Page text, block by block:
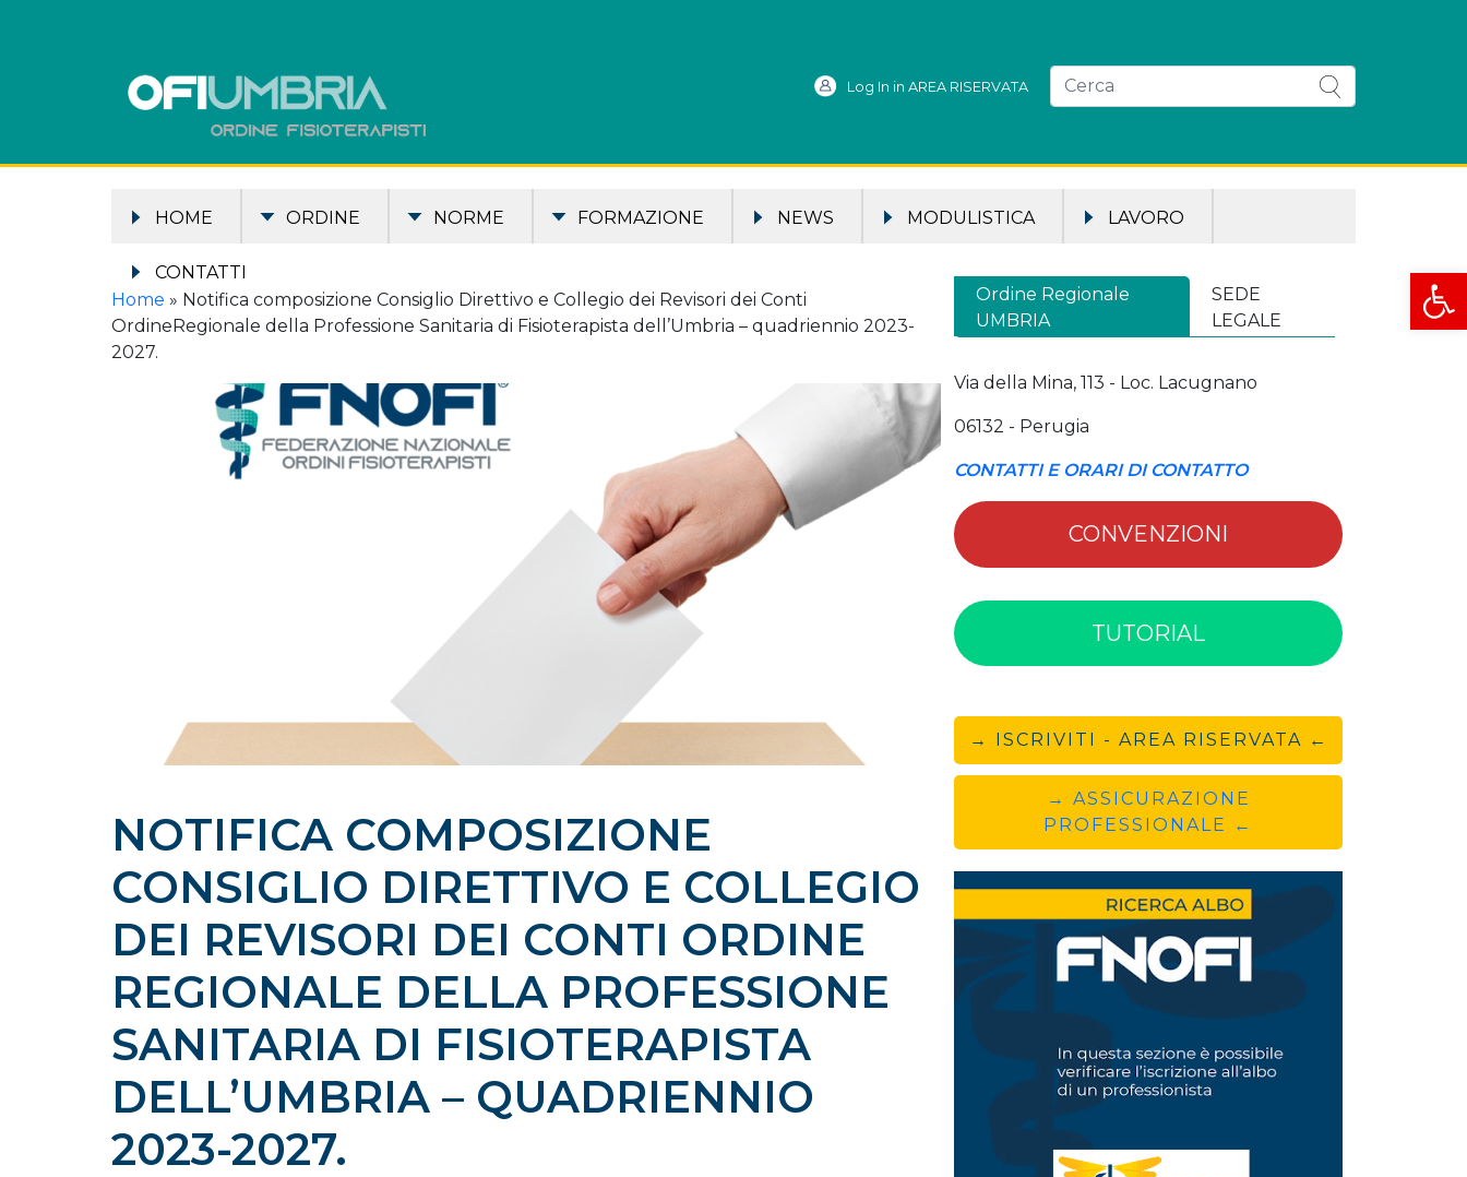
Apri
Log In in AREA RISERVATA
HOME ORDINE NORME FORMAZIONE NEWS MODULISTICA LAVORO
CONTATTI
Home » Notifica composizione Consiglio Direttivo e Collegio dei Revisori dei Conti
OrdineRegionale della Professione Sanitaria di Fisioterapista dell’Umbria – quadriennio 2023-
2027.
NOTIFICA COMPOSIZIONE
CONSIGLIO DIRETTIVO E COLLEGIO
DEI REVISORI DEI CONTI ORDINE
REGIONALE DELLA PROFESSIONE
SANITARIA DI FISIOTERAPISTA
DELL’UMBRIA – QUADRIENNIO
2023-2027.
Ordine Regionale
UMBRIA
SEDE
LEGALE
Via della Mina, 113 - Loc. Lacugnano
06132 - Perugia
CONTATTI E ORARI DI CONTATTO
CONVENZIONI
TUTORIAL
→ ISCRIVITI - AREA RISERVATA ←
→ ASSICURAZIONE
PROFESSIONALE ←